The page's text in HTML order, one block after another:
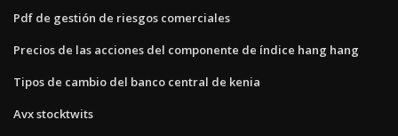
Pdf de gestión de riesgos comerciales
Precios de las acciones del componente de índice hang hang
Tipos de cambio del banco central de kenia
Avx stocktwits